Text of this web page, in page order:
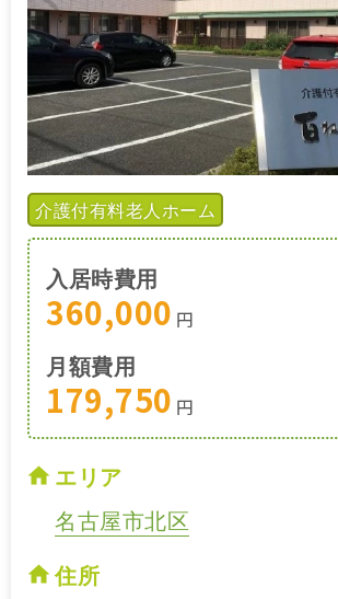
介護付有料老人ホーム
入居時費用
360,000 円
月額費用
179,750 円
エリア
名古屋市北区
住所